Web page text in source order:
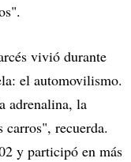
vivió durante
el automovilismo.
adrenalina, la
carros", recuerda.
y participó en más